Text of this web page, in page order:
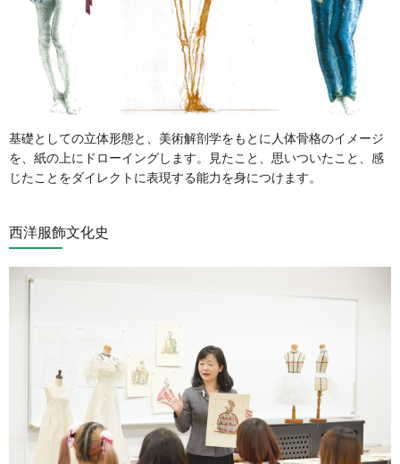
基礎としての立体形態と、美術解剖学をもとに人体骨格のイメージ
を、紙の上にドローイングします。見たこと、思いついたこと、感
じたことをダイレクトに表現する能力を身につけます。
西洋服飾文化史